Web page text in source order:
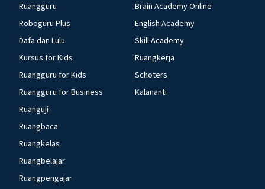
Ruangguru
Roboguru Plus
Dafa dan Lulu
Kursus for Kids
Ruangguru for Kids
Ruangguru for Business
Ruanguji
Ruangbaca
Ruangkelas
Ruangbelajar
Ruangpengajar
Brain Academy Online
English Academy
Skill Academy
Ruangkerja
Schoters
Kalananti